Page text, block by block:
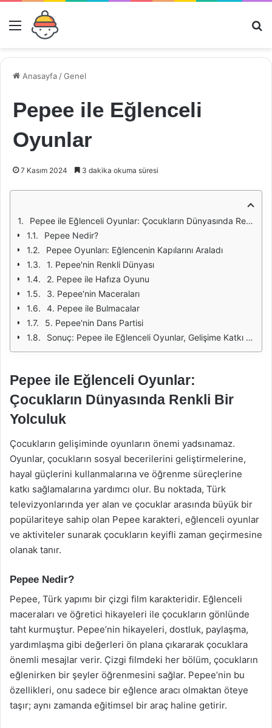
Menü
Anasayfa /Genel
Pepee ile Eğlenceli
Oyunlar
7 Kasım 2024 3 dakika okuma süresi
Pepee ile Eğlenceli Oyunlar: Çocukların Dünyasında Renkli Bir Yolculuk
Pepee Nedir?
Pepee Oyunları: Eğlencenin Kapılarını Araladı
1. Pepee'nin Renkli Dünyası
2. Pepee ile Hafıza Oyunu
3. Pepee'nin Maceraları
4. Pepee ile Bulmacalar
5. Pepee'nin Dans Partisi
Sonuç: Pepee ile Eğlenceli Oyunlar, Gelişime Katkı Sağlar
Pepee ile Eğlenceli Oyunlar:
Çocukların Dünyasında Renkli Bir
Yolculuk
Çocukların gelişiminde oyunların önemi yadsınamaz.
Oyunlar, çocukların sosyal becerilerini geliştirmelerine,
hayal güçlerini kullanmalarına ve öğrenme süreçlerine
katkı sağlamalarına yardımcı olur. Bu noktada, Türk
televizyonlarında yer alan ve çocuklar arasında büyük bir
popülariteye sahip olan Pepee karakteri, eğlenceli oyunlar
ve aktiviteler sunarak çocukların keyifli zaman geçirmesine
olanak tanır.
Pepee Nedir?
Pepee, Türk yapımı bir çizgi film karakteridir. Eğlenceli
maceraları ve öğretici hikayeleri ile çocukların gönlünde
taht kurmuştur. Pepee’nin hikayeleri, dostluk, paylaşma,
yardımlaşma gibi değerleri ön plana çıkararak çocuklara
önemli mesajlar verir. Çizgi filmdeki her bölüm, çocukların
eğlenirken bir şeyler öğrenmesini sağlar. Pepee’nin bu
özellikleri, onu sadece bir eğlence aracı olmaktan öteye
taşır; aynı zamanda eğitimsel bir araç haline getirir.